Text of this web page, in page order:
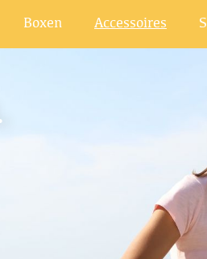
Boxen Accessoires